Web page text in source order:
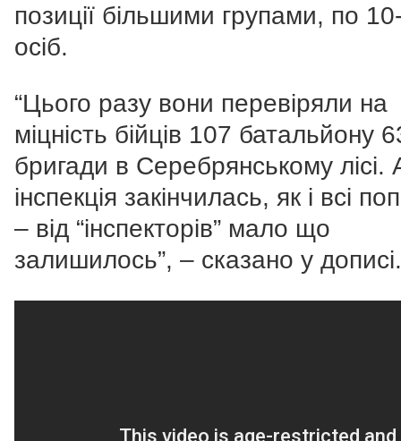
позиції більшими групами, по
осіб.
“Цього разу вони перевіряли на
міцність бійців 107 батальйону
бригади в Серебрянському лісі.
інспекція закінчилась, як і всі
– від “інспекторів” мало що
залишилось”, – сказано у дописі.